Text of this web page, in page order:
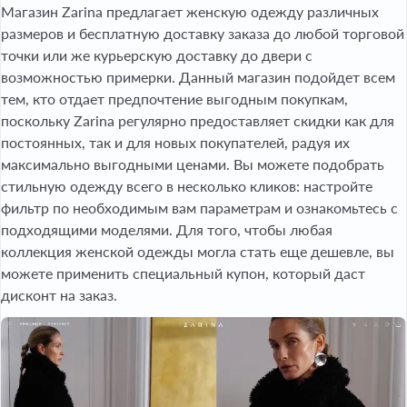
Магазин Zarina предлагает женскую одежду различных
размеров и бесплатную доставку заказа до любой торговой
точки или же курьерскую доставку до двери с
возможностью примерки. Данный магазин подойдет всем
тем, кто отдает предпочтение выгодным покупкам,
поскольку Zarina регулярно предоставляет скидки как для
постоянных, так и для новых покупателей, радуя их
максимально выгодными ценами. Вы можете подобрать
стильную одежду всего в несколько кликов: настройте
фильтр по необходимым вам параметрам и ознакомьтесь с
подходящими моделями. Для того, чтобы любая
коллекция женской одежды могла стать еще дешевле, вы
можете применить специальный купон, который даст
дисконт на заказ.